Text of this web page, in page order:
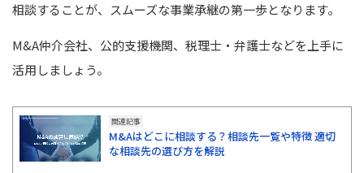
相談することが、スムーズな事業承継の第一歩となります。
M&A仲介会社、公的支援機関、税理士・弁護士などを上手に
活用しましょう。
関連記事
M&Aはどこに相談する？相談先一覧や特徴 適切
な相談先の選び方を解説